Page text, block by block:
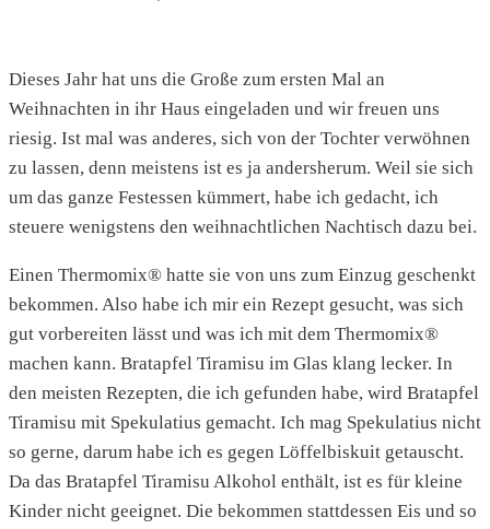
Dieses Jahr hat uns die Große zum ersten Mal an
Weihnachten in ihr Haus eingeladen und wir freuen uns
riesig. Ist mal was anderes, sich von der Tochter verwöhnen
zu lassen, denn meistens ist es ja andersherum. Weil sie sich
um das ganze Festessen kümmert, habe ich gedacht, ich
steuere wenigstens den weihnachtlichen Nachtisch dazu bei.
Einen Thermomix® hatte sie von uns zum Einzug geschenkt
bekommen. Also habe ich mir ein Rezept gesucht, was sich
gut vorbereiten lässt und was ich mit dem Thermomix®
machen kann. Bratapfel Tiramisu im Glas klang lecker. In
den meisten Rezepten, die ich gefunden habe, wird Bratapfel
Tiramisu mit Spekulatius gemacht. Ich mag Spekulatius nicht
so gerne, darum habe ich es gegen Löffelbiskuit getauscht.
Da das Bratapfel Tiramisu Alkohol enthält, ist es für kleine
Kinder nicht geeignet. Die bekommen stattdessen Eis und so